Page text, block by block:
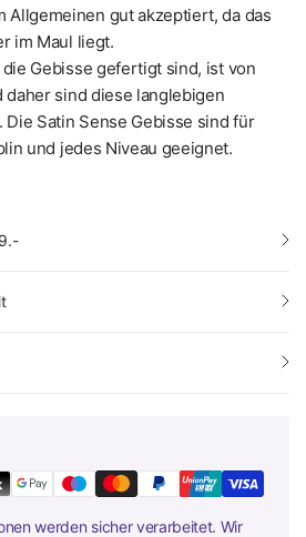
Allgemeinen gut akzeptiert, da das
im Maul liegt.
Gebisse gefertigt sind, ist von
daher sind diese langlebigen
Satin Sense Gebisse sind für
und jedes Niveau geeignet.
werden sicher verarbeitet. Wir